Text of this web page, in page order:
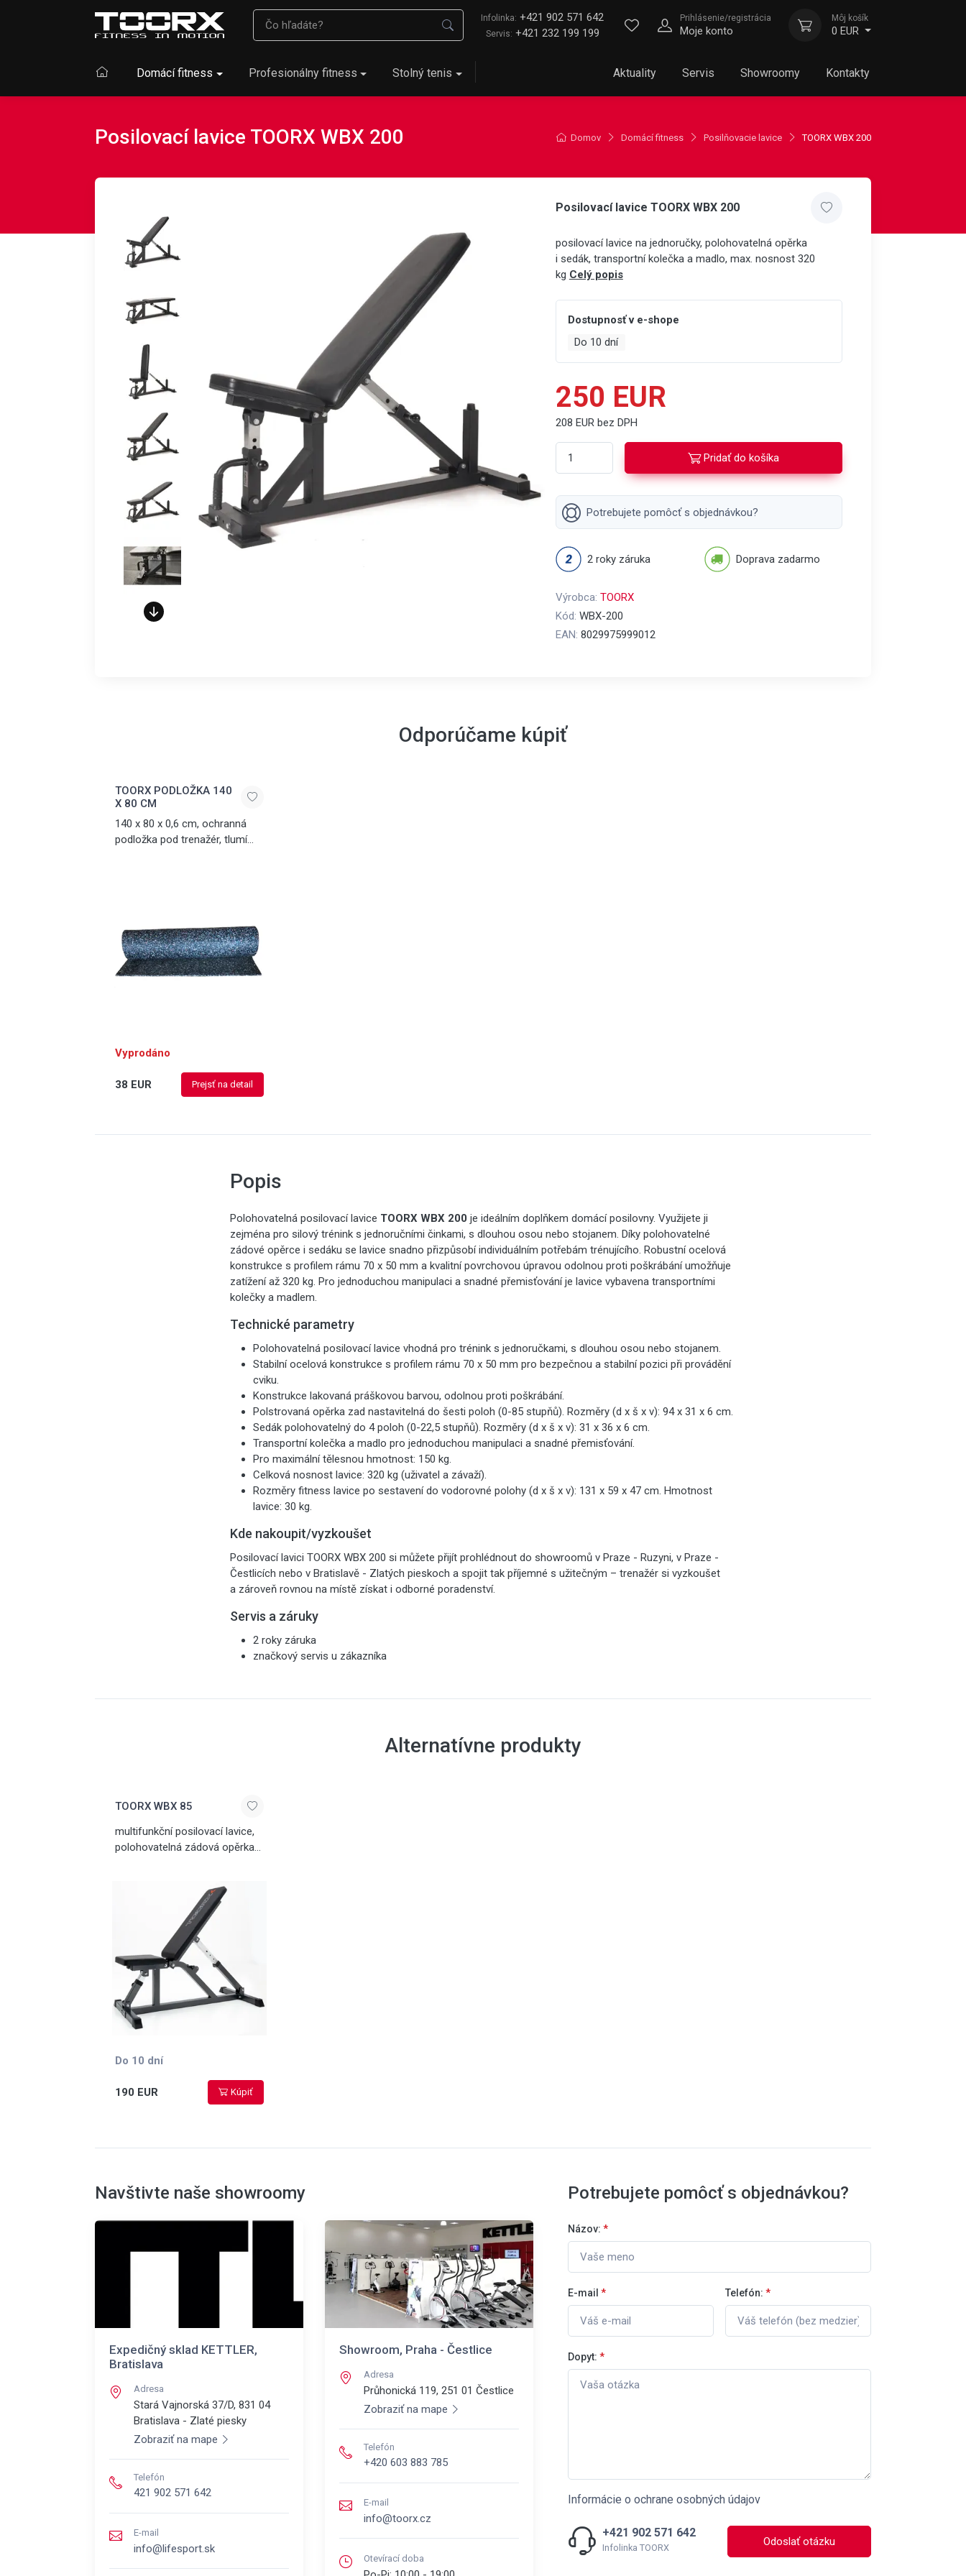
Infolinka: +421 902 571 642
Servis: +421 232 199 199
Prihlásenie/registrácia
Moje konto
Môj košík
0 EUR
Domácí fitness Profesionálny fitness Stolný tenis Aktuality Servis Showroomy Kontakty
Domov Domácí fitness Posilňovacie lavice TOORX WBX 200
Posilovací lavice TOORX WBX 200
Posilovací lavice TOORX WBX 200
posilovací lavice na jednoručky, polohovatelná opěrka
i sedák, transportní kolečka a madlo, max. nosnost 320
kg Celý popis
Dostupnosť v e-shope
Do 10 dní
250 EUR
208 EUR bez DPH
Pridať do košíka
Potrebujete pomôcť s objednávkou?
2 roky záruka Doprava zadarmo
Výrobca: TOORX
Kód: WBX-200
EAN: 8029975999012
Odporúčame kúpiť
TOORX PODLOŽKA 140
X 80 CM
140 x 80 x 0,6 cm, ochranná
podložka pod trenažér, tlumí
Vyprodáno
38 EUR Prejsť na detail
Popis
Polohovatelná posilovací lavice TOORX WBX 200 je ideálním doplňkem domácí posilovny. Využijete ji
zejména pro silový trénink s jednoručními činkami, s dlouhou osou nebo stojanem. Díky polohovatelné
zádové opěrce i sedáku se lavice snadno přizpůsobí individuálním potřebám trénujícího. Robustní ocelová
konstrukce s profilem rámu 70 x 50 mm a kvalitní povrchovou úpravou odolnou proti poškrábání umožňuje
zatížení až 320 kg. Pro jednoduchou manipulaci a snadné přemisťování je lavice vybavena transportními
kolečky a madlem.
Technické parametry
Polohovatelná posilovací lavice vhodná pro trénink s jednoručkami, s dlouhou osou nebo stojanem.
Stabilní ocelová konstrukce s profilem rámu 70 x 50 mm pro bezpečnou a stabilní pozici při provádění
cviku.
Konstrukce lakovaná práškovou barvou, odolnou proti poškrábání.
Polstrovaná opěrka zad nastavitelná do šesti poloh (0-85 stupňů). Rozměry (d x š x v): 94 x 31 x 6 cm.
Sedák polohovatelný do 4 poloh (0-22,5 stupňů). Rozměry (d x š x v): 31 x 36 x 6 cm.
Transportní kolečka a madlo pro jednoduchou manipulaci a snadné přemisťování.
Pro maximální tělesnou hmotnost: 150 kg.
Celková nosnost lavice: 320 kg (uživatel a závaží).
Rozměry fitness lavice po sestavení do vodorovné polohy (d x š x v): 131 x 59 x 47 cm. Hmotnost
lavice: 30 kg.
Kde nakoupit/vyzkoušet
Posilovací lavici TOORX WBX 200 si můžete přijít prohlédnout do showroomů v Praze - Ruzyni, v Praze -
Čestlicích nebo v Bratislavě - Zlatých pieskoch a spojit tak příjemné s užitečným – trenažér si vyzkoušet
a zároveň rovnou na místě získat i odborné poradenství.
Servis a záruky
2 roky záruka
značkový servis u zákazníka
Alternatívne produkty
TOORX WBX 85
multifunkční posilovací lavice,
polohovatelná zádová opěrka
Do 10 dní
190 EUR Kúpiť
Navštivte naše showroomy
Expedičný sklad KETTLER,
Bratislava
Adresa
Stará Vajnorská 37/D, 831 04
Bratislava - Zlaté piesky
Zobraziť na mape
Telefón
421 902 571 642
E-mail
info@lifesport.sk
Showroom, Praha - Čestlice
Adresa
Průhonická 119, 251 01 Čestlice
Zobraziť na mape
Telefón
+420 603 883 785
E-mail
info@toorx.cz
Otevírací doba
Potrebujete pomôcť s objednávkou?
Názov: *
E-mail * Telefón: *
Dopyt: *
Informácie o ochrane osobných údajov
+421 902 571 642
Infolinka TOORX Odoslať otázku